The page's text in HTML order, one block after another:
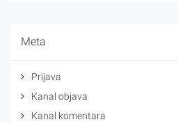
Meta
Prijava
Kanal objava
Kanal komentara